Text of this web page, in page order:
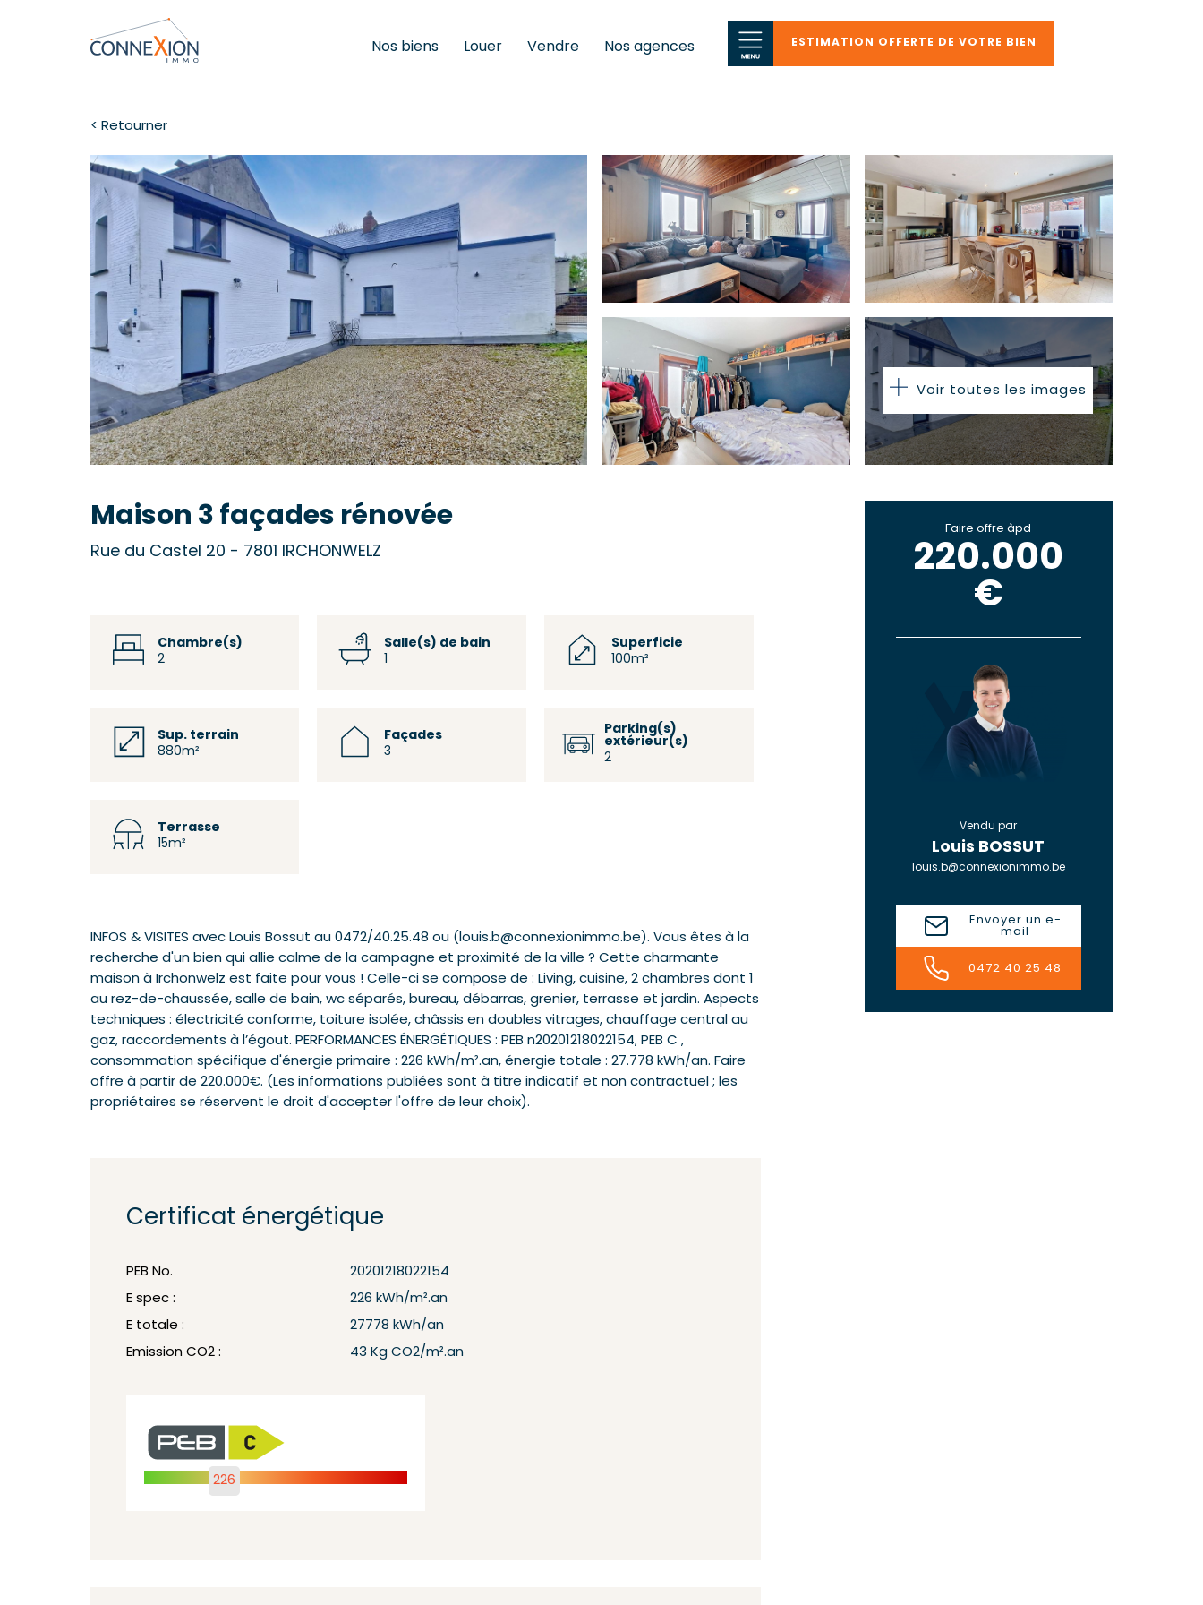
Nos biens Louer Vendre Nos agences ESTIMATION OFFERTE DE VOTRE BIEN
< Retourner
Voir toutes les images
Maison 3 façades rénovée
Rue du Castel 20 - 7801 IRCHONWELZ
Chambre(s)
2
Salle(s) de bain
1
Superficie
100m²
Sup. terrain
880m²
Façades
3
Parking(s)
extérieur(s)
2
Terrasse
15m²
INFOS & VISITES avec Louis Bossut au 0472/40.25.48 ou (louis.b@connexionimmo.be). Vous êtes à la
recherche d'un bien qui allie calme de la campagne et proximité de la ville ? Cette charmante
maison à Irchonwelz est faite pour vous ! Celle-ci se compose de : Living, cuisine, 2 chambres dont 1
au rez-de-chaussée, salle de bain, wc séparés, bureau, débarras, grenier, terrasse et jardin. Aspects
techniques : électricité conforme, toiture isolée, châssis en doubles vitrages, chauffage central au
gaz, raccordements à l’égout. PERFORMANCES ÉNERGÉTIQUES : PEB n20201218022154, PEB C ,
consommation spécifique d'énergie primaire : 226 kWh/m².an, énergie totale : 27.778 kWh/an. Faire
offre à partir de 220.000€. (Les informations publiées sont à titre indicatif et non contractuel ; les
propriétaires se réservent le droit d'accepter l'offre de leur choix).
Certificat énergétique
PEB No.
20201218022154
E spec :
226 kWh/m².an
E totale :
27778 kWh/an
Emission CO2 :
43 Kg CO2/m².an
226
Faire offre àpd
220.000
€
Vendu par
Louis BOSSUT
louis.b@connexionimmo.be
Envoyer un e-
mail
0472 40 25 48